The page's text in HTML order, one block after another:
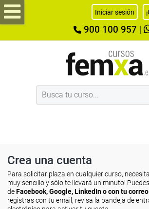
Iniciar sesión
900 100 957
Crea una cuenta
Para solicitar plaza en cualquier curso,
muy sencillo y sólo te llevará un minuto!
deFacebook, Google, LinkedIn o con tu
registras con tu email, revisa la bandeja de